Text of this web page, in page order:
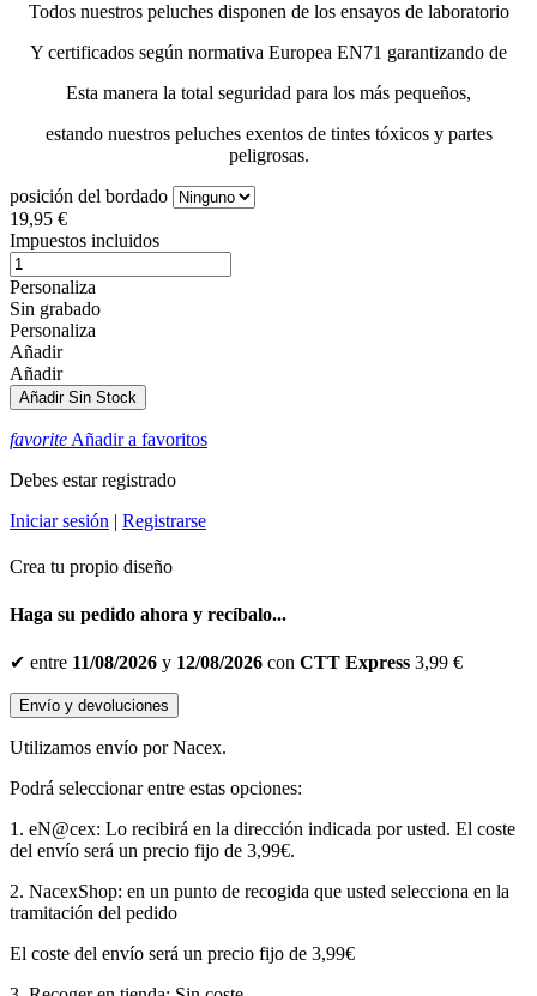
Todos nuestros peluches disponen de los ensayos de laboratorio
Y certificados según normativa Europea EN71 garantizando de
Esta manera la total seguridad para los más pequeños,
estando nuestros peluches exentos de tintes tóxicos y partes
peligrosas.
posición del bordado
19,95 €
Impuestos incluidos
Personaliza
Sin grabado
Personaliza
Añadir
Añadir
Añadir Sin Stock
favoriteAñadir a favoritos
Debes estar registrado
Iniciar sesión | Registrarse
Crea tu propio diseño
Haga su pedido ahora y recíbalo...
✔ entre 11/08/2026 y 12/08/2026 con CTT Express 3,99 €
Envío y devoluciones
Utilizamos envío por Nacex.
Podrá seleccionar entre estas opciones:
1. eN@cex: Lo recibirá en la dirección indicada por usted. El coste
del envío será un precio fijo de 3,99€.
2. NacexShop: en un punto de recogida que usted selecciona en la
tramitación del pedido
El coste del envío será un precio fijo de 3,99€